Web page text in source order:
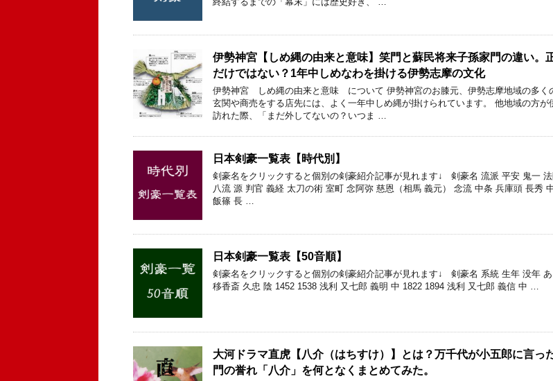
伊勢神宮【しめ縄の由来と意味】笑門と蘇民将来子孫家門の違い。
だけではない？1年中しめなわを掛ける伊勢志摩の文化
伊勢神宮 しめ縄の由来と意味 について 伊勢神宮のお膝元、伊勢志摩地域の多く
玄関や商売をする店先には、よく一年中しめ縄が掛けられています。 他地域の方が
訪れた際、「まだ外してないの？いつま …
日本剣豪一覧表【時代別】
剣豪名をクリックすると個別の剣豪紹介記事が見れます↓ 剣豪名 流派 平安 鬼一
八流 源 判官 義経 太刀の術 室町 念阿弥 慈恩（相馬 義元） 念流 中条 兵庫頭 長秀
飯篠 長 …
日本剣豪一覧表【50音順】
剣豪名をクリックすると個別の剣豪紹介記事が見れます↓ 剣豪名 系統 生年 没年 あ
移香斎 久忠 陰 1452 1538 浅利 又七郎 義明 中 1822 1894 浅利 又七郎 義信 中 …
大河ドラマ直虎【八介（はちすけ）】とは？万千代が小五郎に言っ
門の誉れ「八介」を何となくまとめてみた。